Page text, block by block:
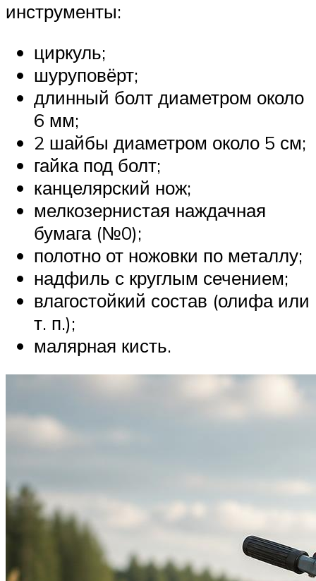
инструменты:
циркуль;
шуруповёрт;
длинный болт диаметром около
6 мм;
2 шайбы диаметром около 5 см;
гайка под болт;
канцелярский нож;
мелкозернистая наждачная
бумага (№0);
полотно от ножовки по металлу;
надфиль с круглым сечением;
влагостойкий состав (олифа или
т. п.);
малярная кисть.